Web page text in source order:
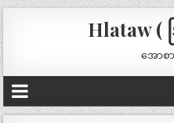
Hlataw (
အောစ